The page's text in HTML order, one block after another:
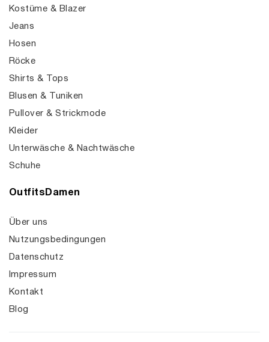
Kostüme & Blazer
Jeans
Hosen
Röcke
Shirts & Tops
Blusen & Tuniken
Pullover & Strickmode
Kleider
Unterwäsche & Nachtwäsche
Schuhe
OutfitsDamen
Über uns
Nutzungsbedingungen
Datenschutz
Impressum
Kontakt
Blog